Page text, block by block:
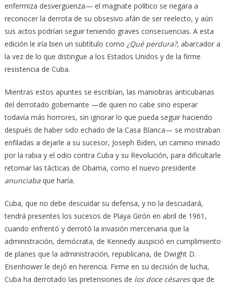
enfermiza desvergüenza— el magnate político se negara a
reconocer la derrota de su obsesivo afán de ser reelecto, y aún
sus actos podrían seguir teniendo graves consecuencias. A esta
edición le iría bien un subtítulo como ¿Qué perdura?, abarcador a
la vez de lo que distingue a los Estados Unidos y de la firme
resistencia de Cuba.
Mientras estos apuntes se escribían, las maniobras anticubanas
del derrotado gobernante —de quien no cabe sino esperar
todavía más horrores, sin ignorar lo que pueda seguir haciendo
después de haber sido echado de la Casa Blanca— se mostraban
enfiladas a dejarle a su sucesor, Joseph Biden, un camino minado
por la rabia y el odio contra Cuba y su Revolución, para dificultarle
retomar las tácticas de Obama, como el nuevo presidente
anunciabaque haría.
Cuba, que no debe descuidar su defensa, y no la descuidará,
tendrá presentes los sucesos de Playa Girón en abril de 1961,
cuando enfrentó y derrotó la invasión mercenaria que la
administración, demócrata, de Kennedy auspició en cumplimiento
de planes que la administración, republicana, de Dwight D.
Eisenhower le dejó en herencia. Firme en su decisión de lucha,
Cuba ha derrotado las pretensiones de los doce césaresque de